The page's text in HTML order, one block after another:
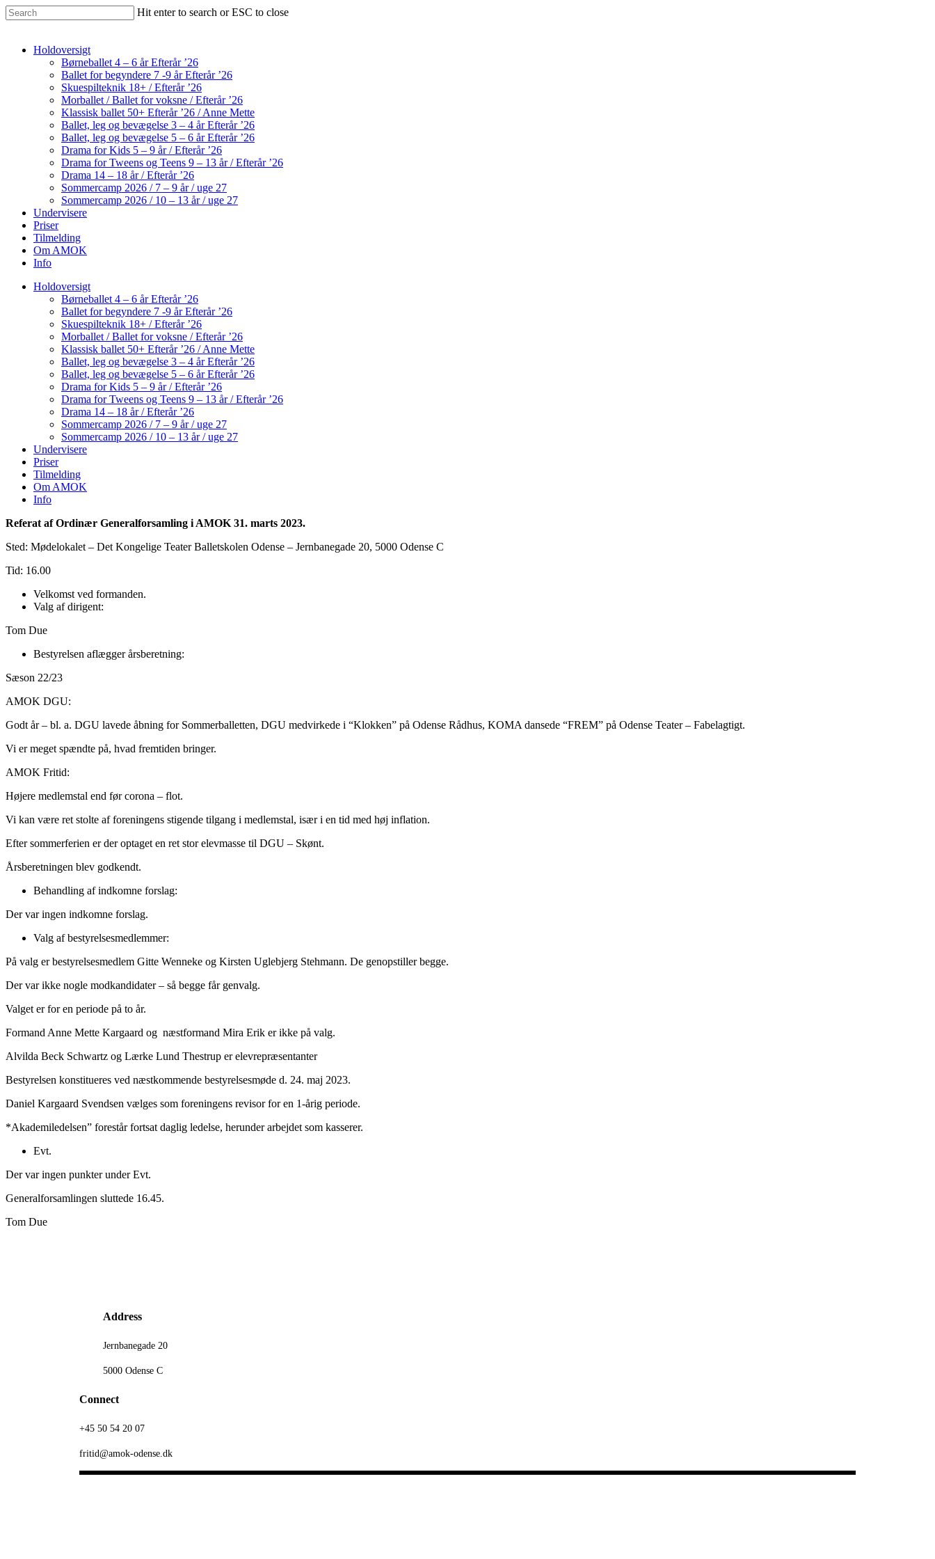
Skip
to
content
Hit enter to search or ESC to close
Menu
Holdoversigt
Børneballet 4 – 6 år Efterår ’26
Ballet for begyndere 7 -9 år Efterår ’26
Skuespilteknik 18+ / Efterår ’26
Morballet / Ballet for voksne / Efterår ’26
Klassisk ballet 50+ Efterår ’26 / Anne Mette
Ballet, leg og bevægelse 3 – 4 år Efterår ’26
Ballet, leg og bevægelse 5 – 6 år Efterår ’26
Drama for Kids 5 – 9 år / Efterår ’26
Drama for Tweens og Teens 9 – 13 år / Efterår ’26
Drama 14 – 18 år / Efterår ’26
Sommercamp 2026 / 7 – 9 år / uge 27
Sommercamp 2026 / 10 – 13 år / uge 27
Undervisere
Priser
Tilmelding
Om AMOK
Info
Holdoversigt
Børneballet 4 – 6 år Efterår ’26
Ballet for begyndere 7 -9 år Efterår ’26
Skuespilteknik 18+ / Efterår ’26
Morballet / Ballet for voksne / Efterår ’26
Klassisk ballet 50+ Efterår ’26 / Anne Mette
Ballet, leg og bevægelse 3 – 4 år Efterår ’26
Ballet, leg og bevægelse 5 – 6 år Efterår ’26
Drama for Kids 5 – 9 år / Efterår ’26
Drama for Tweens og Teens 9 – 13 år / Efterår ’26
Drama 14 – 18 år / Efterår ’26
Sommercamp 2026 / 7 – 9 år / uge 27
Sommercamp 2026 / 10 – 13 år / uge 27
Undervisere
Priser
Tilmelding
Om AMOK
Info
Referat af Ordinær Generalforsamling i AMOK 31. marts 2023.
Sted: Mødelokalet – Det Kongelige Teater Balletskolen Odense – Jernbanegade 20, 5000 Odense C
Tid: 16.00
Velkomst ved formanden.
Valg af dirigent:
Tom Due
Bestyrelsen aflægger årsberetning:
Sæson 22/23
AMOK DGU:
Godt år – bl. a. DGU lavede åbning for Sommerballetten, DGU medvirkede i “Klokken” på Odense Rådhus, KOMA dansede “FREM” på Odense Teater – Fabelagtigt.
Vi er meget spændte på, hvad fremtiden bringer.
AMOK Fritid:
Højere medlemstal end før corona – flot.
Vi kan være ret stolte af foreningens stigende tilgang i medlemstal, især i en tid med høj inflation.
Efter sommerferien er der optaget en ret stor elevmasse til DGU – Skønt.
Årsberetningen blev godkendt.
Behandling af indkomne forslag:
Der var ingen indkomne forslag.
Valg af bestyrelsesmedlemmer:
På valg er bestyrelsesmedlem Gitte Wenneke og Kirsten Uglebjerg Stehmann. De genopstiller begge.
Der var ikke nogle modkandidater – så begge får genvalg.
Valget er for en periode på to år.
Formand Anne Mette Kargaard og næstformand Mira Erik er ikke på valg.
Alvilda Beck Schwartz og Lærke Lund Thestrup er elevrepræsentanter
Bestyrelsen konstitueres ved næstkommende bestyrelsesmøde d. 24. maj 2023.
Daniel Kargaard Svendsen vælges som foreningens revisor for en 1-årig periode.
*Akademiledelsen” forestår fortsat daglig ledelse, herunder arbejdet som kasserer.
Evt.
Der var ingen punkter under Evt.
Generalforsamlingen sluttede 16.45.
Tom Due
Address
Jernbanegade 20
5000 Odense C
Connect
+45 50 54 20 07
fritid@amok-odense.dk